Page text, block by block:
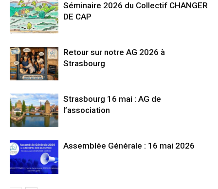
Séminaire 2026 du Collectif CHANGER
DE CAP
Retour sur notre AG 2026 à
Strasbourg
Strasbourg 16 mai : AG de
l’association
Assemblée Générale : 16 mai 2026